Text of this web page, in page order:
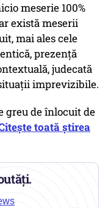
meserie 100%
există meserii
mai ales cele
prezență
judecată
imprevizibile.
greu de înlocuit de
toată știrea